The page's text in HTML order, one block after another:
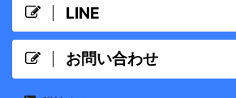
LINE
お問い合わせ